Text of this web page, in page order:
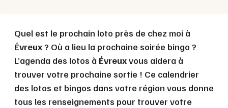
Quel est le prochain loto près de chez moi à
Évreux? Où a lieu la prochaine soirée bingo ?
L’agenda des lotos à Évreuxvous aidera à
trouver votre prochaine sortie ! Ce calendrier
des lotos et bingos dans votre région vous donne
tous les renseignements pour trouver votre